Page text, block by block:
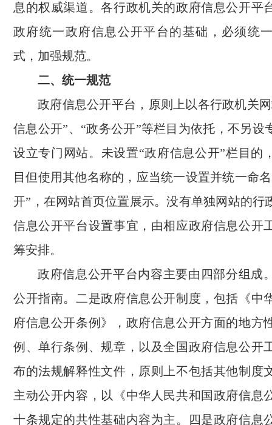
息的权威渠道。各行政机关的政府信息公开平
政府统一政府信息公开平台的基础，必须统
式，加强规范。
二、统一规范
政府信息公开平台，原则上以各行政机关
信息公开”、“政务公开”等栏目为依托，不另设
设立专门网站。未设置“政府信息公开”栏目的
目但使用其他名称的，应当统一设置并统一命
开”，在网站首页位置展示。没有单独网站的行
信息公开平台设置事宜，由相应政府信息公开
筹安排。
政府信息公开平台内容主要由四部分组成
公开指南。二是政府信息公开制度，包括《中
府信息公开条例》，政府信息公开方面的地方
例、单行条例、规章，以及全国政府信息公开
布的法规解释性文件，原则上不包括其他制度
主动公开内容，以《中华人民共和国政府信息
十条规定的共性基础内容为主。四是政府信息